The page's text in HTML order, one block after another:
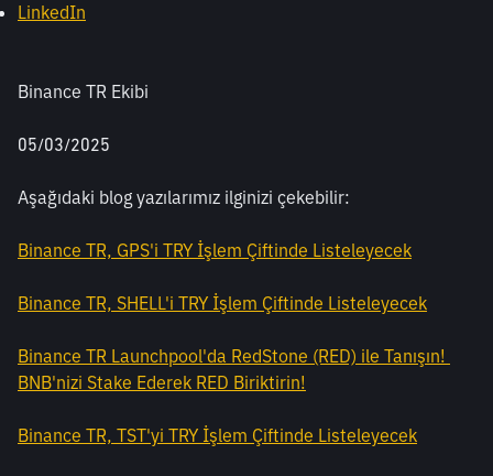
LinkedIn
Binance TR Ekibi
05/03/2025
Aşağıdaki blog yazılarımız ilginizi çekebilir:
Binance TR, GPS'i TRY İşlem Çiftinde Listeleyecek
Binance TR, SHELL'i TRY İşlem Çiftinde Listeleyecek
Binance TR Launchpool'da RedStone (RED) ile Tanışın!
BNB'nizi Stake Ederek RED Biriktirin!
Binance TR, TST'yi TRY İşlem Çiftinde Listeleyecek